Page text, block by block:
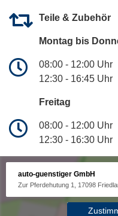
Teile & Zubehör
Montag bis
08:00 - 12:00 Uhr
12:30 - 16:45 Uhr
Freitag
08:00 - 12:00 Uhr
12:30 - 16:30 Uhr
auto-guenstiger GmbH
Zur Pferdehutung 1, 17098